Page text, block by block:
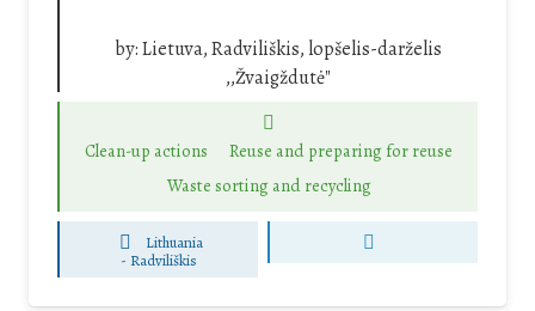
by:Lietuva, Radviliškis, lopšelis-darželis
,,Žvaigždutė"
Clean-up actions
Reuse and preparing for reuse
Waste sorting and recycling
Lithuania
- Radviliškis